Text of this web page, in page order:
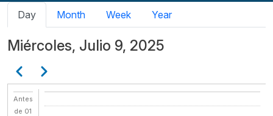
Solapas principales
Day Month Week Year
Miércoles, Julio 9, 2025
Paginación
AnteriorSiguiente
Antes
de 01